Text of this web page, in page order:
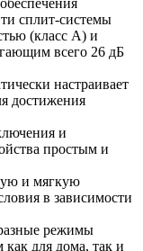
сплит-системы
(класс А) и
всего 26 дБ
настраивает
достижения
и
простым и
и мягкую
в зависимости
режимы
для дома, так и